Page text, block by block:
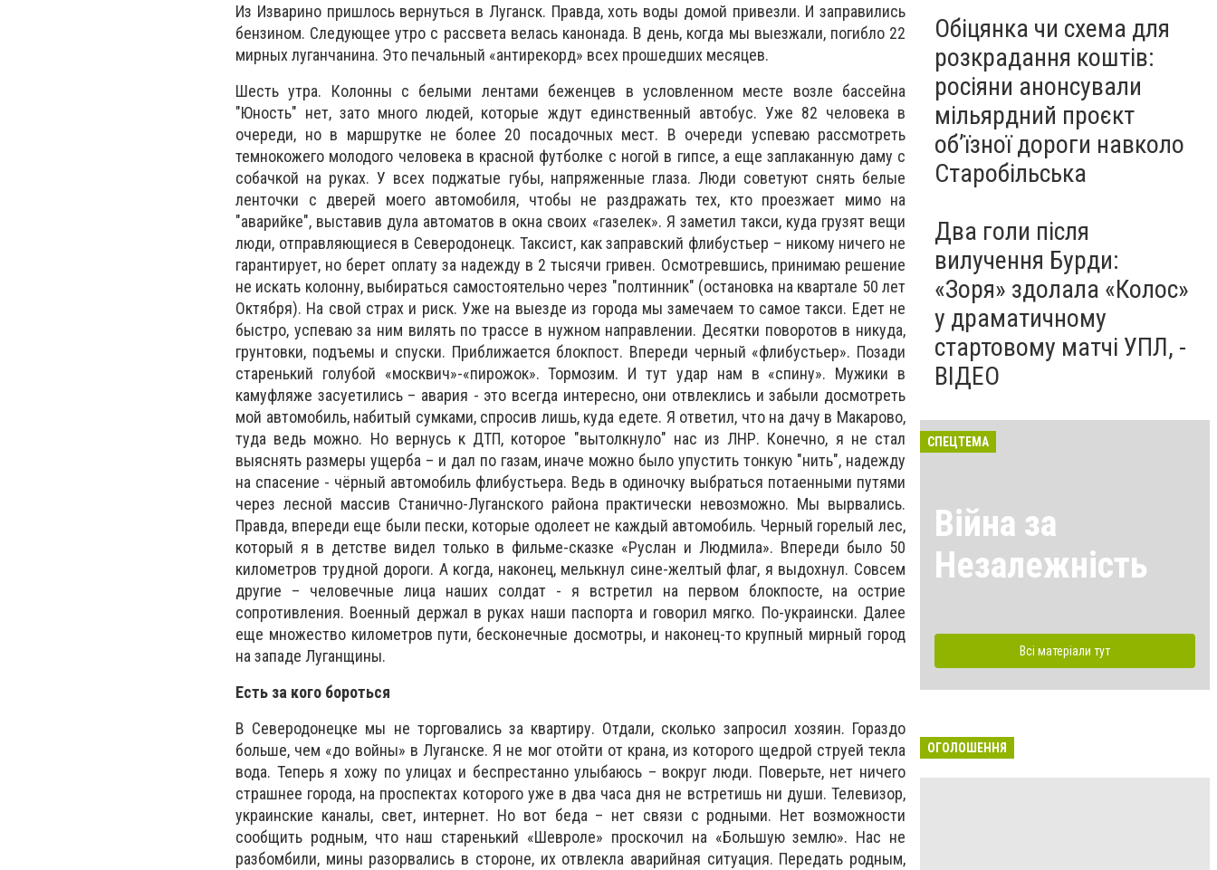
Из Изварино пришлось вернуться в Луганск. Правда, хоть воды домой привезли. И заправились
бензином. Следующее утро с рассвета велась канонада. В день, когда мы выезжали, погибло 22
мирных луганчанина. Это печальный «антирекорд» всех прошедших месяцев.
Шесть утра. Колонны с белыми лентами беженцев в условленном месте возле бассейна
"Юность" нет, зато много людей, которые ждут единственный автобус. Уже 82 человека в
очереди, но в маршрутке не более 20 посадочных мест. В очереди успеваю рассмотреть
темнокожего молодого человека в красной футболке с ногой в гипсе, а еще заплаканную даму с
собачкой на руках. У всех поджатые губы, напряженные глаза. Люди советуют снять белые
ленточки с дверей моего автомобиля, чтобы не раздражать тех, кто проезжает мимо на
"аварийке", выставив дула автоматов в окна своих «газелек». Я заметил такси, куда грузят вещи
люди, отправляющиеся в Северодонецк. Таксист, как заправский флибустьер – никому ничего не
гарантирует, но берет оплату за надежду в 2 тысячи гривен. Осмотревшись, принимаю решение
не искать колонну, выбираться самостоятельно через "полтинник" (остановка на квартале 50 лет
Октября). На свой страх и риск. Уже на выезде из города мы замечаем то самое такси. Едет не
быстро, успеваю за ним вилять по трассе в нужном направлении. Десятки поворотов в никуда,
грунтовки, подъемы и спуски. Приближается блокпост. Впереди черный «флибустьер». Позади
старенький голубой «москвич»-«пирожок». Тормозим. И тут удар нам в «спину». Мужики в
камуфляже засуетились – авария - это всегда интересно, они отвлеклись и забыли досмотреть
мой автомобиль, набитый сумками, спросив лишь, куда едете. Я ответил, что на дачу в Макарово,
туда ведь можно. Но вернусь к ДТП, которое "вытолкнуло" нас из ЛНР. Конечно, я не стал
выяснять размеры ущерба – и дал по газам, иначе можно было упустить тонкую "нить", надежду
на спасение - чёрный автомобиль флибустьера. Ведь в одиночку выбраться потаенными путями
через лесной массив Станично-Луганского района практически невозможно. Мы вырвались.
Правда, впереди еще были пески, которые одолеет не каждый автомобиль. Черный горелый лес,
который я в детстве видел только в фильме-сказке «Руслан и Людмила». Впереди было 50
километров трудной дороги. А когда, наконец, мелькнул сине-желтый флаг, я выдохнул. Совсем
другие – человечные лица наших солдат - я встретил на первом блокпосте, на острие
сопротивления. Военный держал в руках наши паспорта и говорил мягко. По-украински. Далее
еще множество километров пути, бесконечные досмотры, и наконец-то крупный мирный город
на западе Луганщины.
Есть за кого бороться
В Северодонецке мы не торговались за квартиру. Отдали, сколько запросил хозяин. Гораздо
больше, чем «до войны» в Луганске. Я не мог отойти от крана, из которого щедрой струей текла
вода. Теперь я хожу по улицах и беспрестанно улыбаюсь – вокруг люди. Поверьте, нет ничего
страшнее города, на проспектах которого уже в два часа дня не встретишь ни души. Телевизор,
украинские каналы, свет, интернет. Но вот беда – нет связи с родными. Нет возможности
сообщить родным, что наш старенький «Шевроле» проскочил на «Большую землю». Нас не
разбомбили, мины разорвались в стороне, их отвлекла аварийная ситуация. Передать родным,
Обіцянка чи схема для
розкрадання коштів:
росіяни анонсували
мільярдний проєкт
об’їзної дороги навколо
Старобільська
Два голи після
вилучення Бурди:
«Зоря» здолала «Колос»
у драматичному
стартовому матчі УПЛ, -
ВІДЕО
СПЕЦТЕМА
Війна за
Незалежність
Всі матеріали тут
ОГОЛОШЕННЯ